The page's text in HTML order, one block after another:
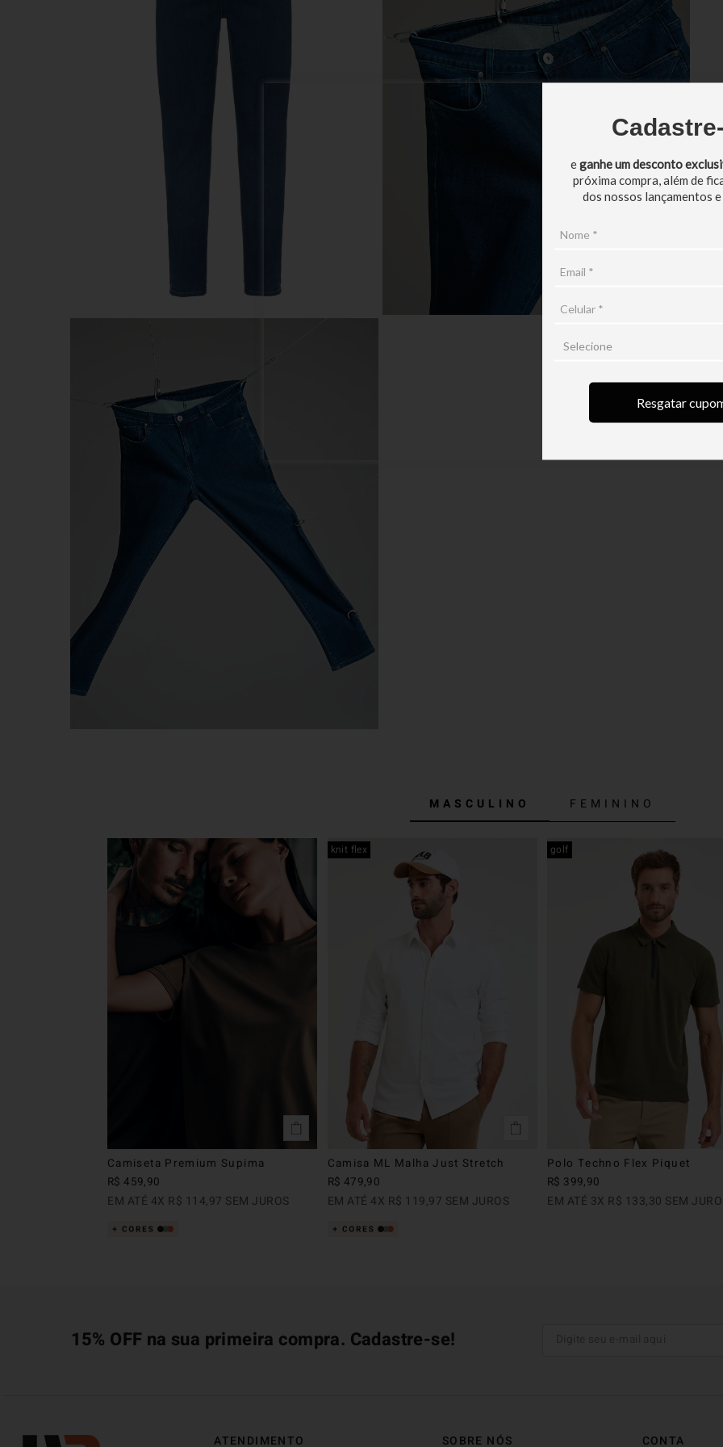
eganhe um desconto
próxima compra, além de
dos nossos lançamentos
Resgatar
MASCULINO FEMININO
Camiseta Premium Supima
R$ 459,90
EM ATÉ 4X R$ 114,97 SEM JUROS
knit flex
Camisa ML Malha Just Stretch
R$ 479,90
EM ATÉ 4X R$ 119,97 SEM JUROS
golf
Polo Techno Flex Piquet
R$ 399,90
EM ATÉ 3X R$ 133,30 SEM
15% OFF na sua primeira compra. Cadastre-se!
ATENDIMENTO SOBRE NÓS CONTA